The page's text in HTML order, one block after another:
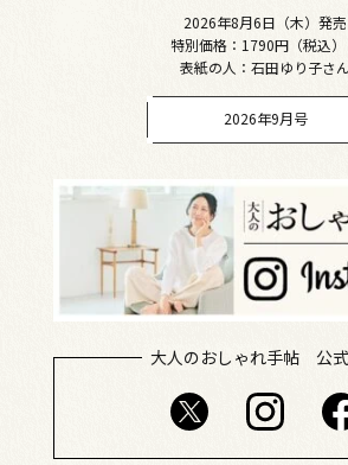
2026年8月6日（木）発売
特別価格：1790円（税込
表紙の人：石田ゆり子さん
2026年9月号
大人のおしゃれ手帖 公式